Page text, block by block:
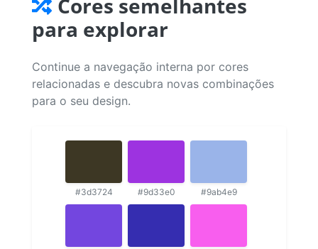
Cores semelhantes
para explorar
Continue a navegação interna por cores
relacionadas e descubra novas combinações
para o seu design.
#3d3724 #9d33e0 #9ab4e9